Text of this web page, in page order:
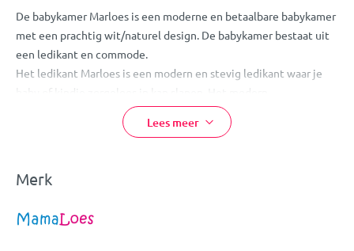
De babykamer Marloes is een moderne en betaalbare babykamer
met een prachtig wit/naturel design. De babykamer bestaat uit
een ledikant en commode.
Het ledikant Marloes is een modern en stevig ledikant waar je
baby of kindje zorgeloos in kan slapen. Het modern
vormgegeven ledikant is gemaakt van hoogwaardig MDF
plaatmateriaal gecombineerd met beukenhout. De lattenbodem
op te tillen.
waarbij een naturel-hout kleur gecombineert wordt met een
Lees meer
Merk